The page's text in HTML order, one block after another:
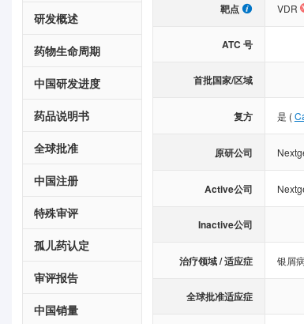
研发概述
药物生命周期
中国研发进度
药品说明书
全球批准
中国注册
特殊审评
孤儿药认定
审评报告
中国销量
靶点 VDR
ATC 号
首批国家/区域
复方 是 (
原研公司
Active公司
Inactive公司
治疗领域 / 适应症 银屑
全球批准适应症